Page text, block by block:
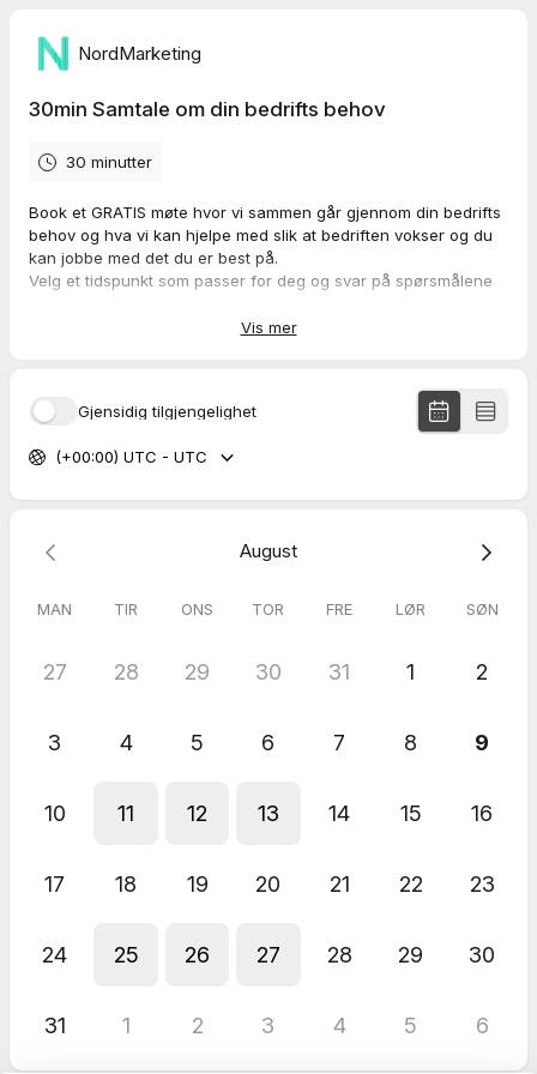
NordMarketing
30min Samtale om din bedrifts behov
30 minutter
Book et GRATIS møte hvor vi sammen går gjennom din bedrifts
behov og hva vi kan hjelpe med slik at bedriften vokser og du
kan jobbe med det du er best på.
Velg et tidspunkt som passer for deg og svar på spørsmålene
Vis mer
Gjensidig tilgjengelighet
(+00:00) UTC - UTC
August
MAN TIR ONS TOR FRE LØR SØN
27 28 29 30 31 1 2
3 4 5 6 7 8 9
10 11 12 13 14 15 16
17 18 19 20 21 22 23
24 25 26 27 28 29 30
31 1 2 3 4 5 6